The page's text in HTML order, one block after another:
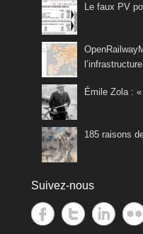
Le faux PV
Émile Zola :
185 raisons
Suivez-nous